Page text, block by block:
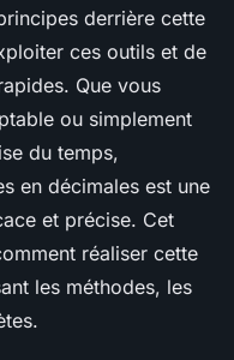
derrière cette
ces outils et de
Que vous
ou simplement
du temps,
en décimales est une
et précise. Cet
réaliser cette
les méthodes, les